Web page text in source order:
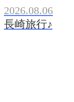
2026.08.06
長崎旅行♪